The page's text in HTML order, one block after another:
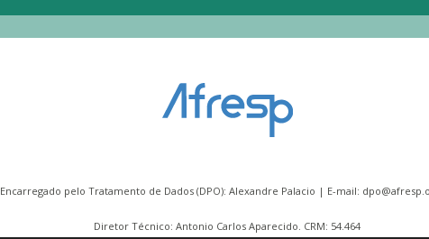
Encarregado pelo Tratamento de Dados (DPO): Alexandre Palacio | E-mail:
Diretor Técnico: Antonio Carlos Aparecido. CRM: 54.464